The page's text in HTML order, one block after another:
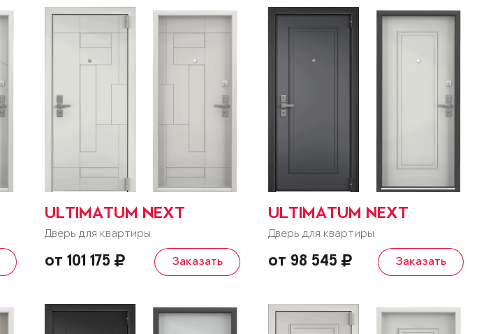
ULTIMATUM NEXT
Дверь для квартиры
от 101 175 Заказать
ULTIMATUM NEXT
Дверь для квартиры
от 98 545 Заказать